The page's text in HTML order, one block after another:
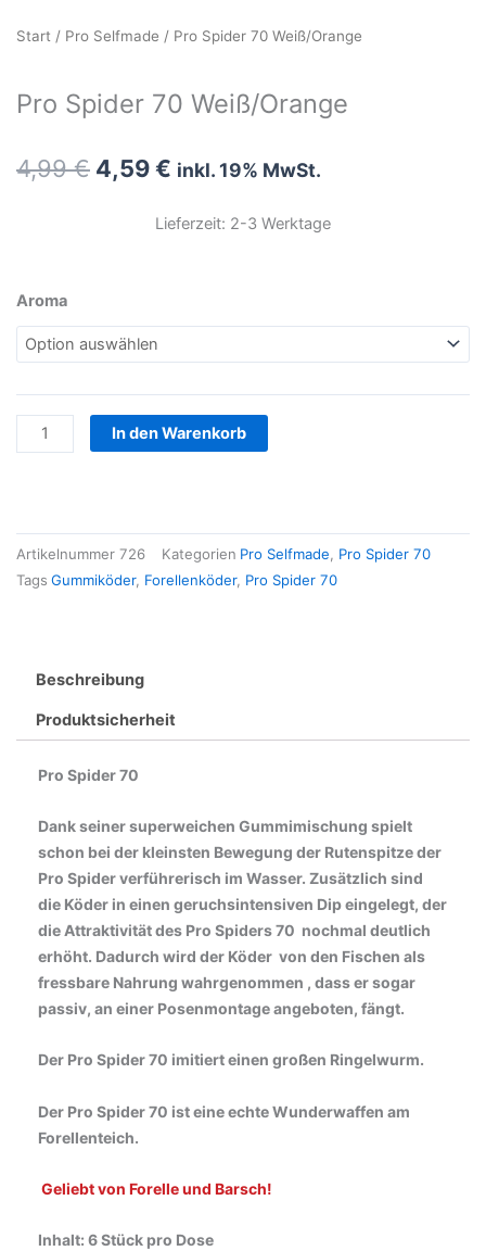
Start / Pro Selfmade / Pro Spider 70 Weiß/Orange
Pro Spider 70 Weiß/Orange
4,99€ Ursprünglicher
4,59€ Aktueller
ist:
inkl. 19% MwSt.
Lieferzeit: 2-3 Werktage
Aroma
Pro
Spider
70
In den Warenkorb
Artikelnummer 726 Kategorien Pro Selfmade
Pro Spider 70
Tags Gummiköder, Forellenköder, Pro Spider 70
Beschreibung
Produktsicherheit
Pro Spider 70
Dank seiner superweichen Gummimischung spielt
schon bei der kleinsten Bewegung der Rutenspitze der
Pro Spider verführerisch im Wasser. Zusätzlich sind
die Köder in einen geruchsintensiven Dip eingelegt, der
die Attraktivität des Pro Spiders 70 nochmal deutlich
erhöht. Dadurch wird der Köder von den Fischen als
fressbare Nahrung wahrgenommen , dass er sogar
passiv, an einer Posenmontage angeboten, fängt.
Der Pro Spider 70 imitiert einen großen Ringelwurm.
Der Pro Spider 70 ist eine echte Wunderwaffen am
Forellenteich.
Geliebt von Forelle und Barsch!
Inhalt: 6 Stück pro Dose